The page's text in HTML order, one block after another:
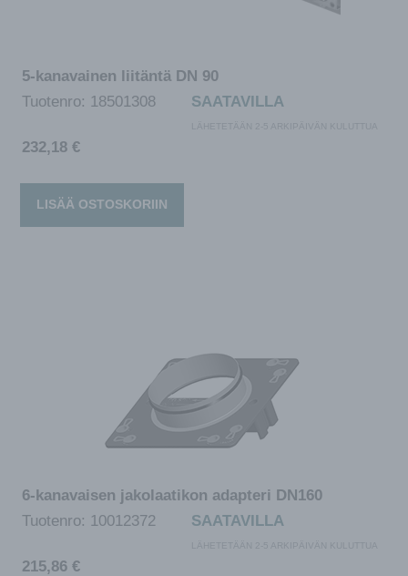
5-kanavainen liitäntä DN 90
Tuotenro: 18501308 SAATAVILLA
LÄHETETÄÄN 2-5 ARKIPÄIVÄN KULUTTUA
232,18 €
LISÄÄ OSTOSKORIIN
6-kanavaisen jakolaatikon adapteri DN160
Tuotenro: 10012372 SAATAVILLA
LÄHETETÄÄN 2-5 ARKIPÄIVÄN KULUTTUA
215,86 €